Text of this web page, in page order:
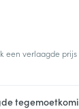
verlaagde